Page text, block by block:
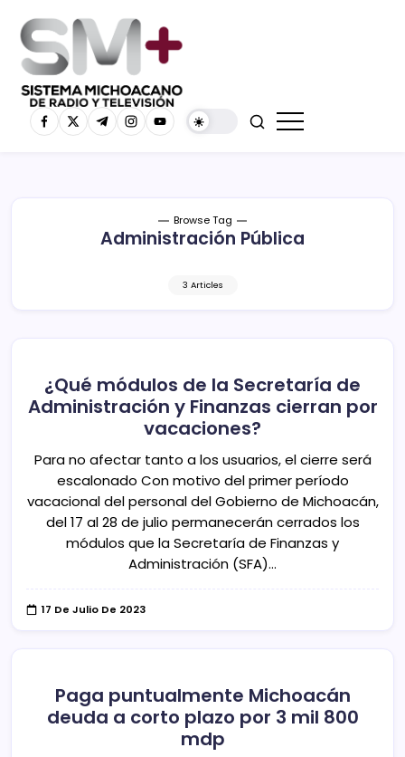
Browse Tag
Administración Pública
3 Articles
¿Qué módulos de la Secretaría de
Administración y Finanzas cierran por
vacaciones?
Para no afectar tanto a los usuarios, el cierre será
escalonado Con motivo del primer período
vacacional del personal del Gobierno de Michoacán,
del 17 al 28 de julio permanecerán cerrados los
módulos que la Secretaría de Finanzas y
Administración (SFA)…
17 De Julio De 2023
Paga puntualmente Michoacán
deuda a corto plazo por 3 mil 800
mdp